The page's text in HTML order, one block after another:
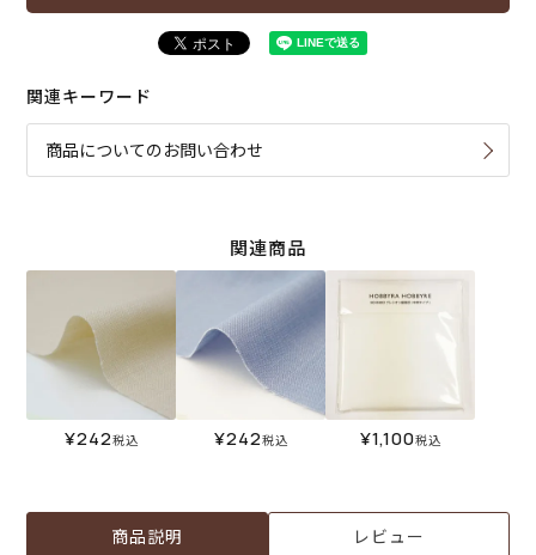
関連キーワード
商品についてのお問い合わせ
関連商品
¥242税込 ¥242税込 ¥1,100税込
商品説明 レビュー